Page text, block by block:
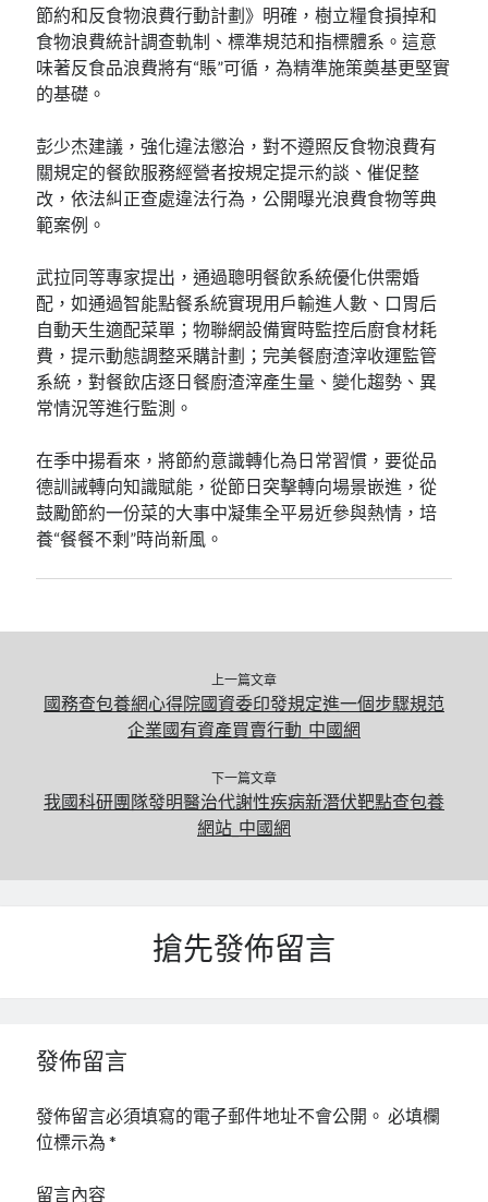
節約和反食物浪費行動計劃》明確，樹立糧食損掉和
食物浪費統計調查軌制、標準規范和指標體系。這意
味著反食品浪費將有“賬”可循，為精準施策奠基更堅實
的基礎。
彭少杰建議，強化違法懲治，對不遵照反食物浪費有
關規定的餐飲服務經營者按規定提示約談、催促整
改，依法糾正查處違法行為，公開曝光浪費食物等典
範案例。
武拉同等專家提出，通過聰明餐飲系統優化供需婚
配，如通過智能點餐系統實現用戶輸進人數、口胃后
自動天生適配菜單；物聯網設備實時監控后廚食材耗
費，提示動態調整采購計劃；完美餐廚渣滓收運監管
系統，對餐飲店逐日餐廚渣滓產生量、變化趨勢、異
常情況等進行監測。
在季中揚看來，將節約意識轉化為日常習慣，要從品
德訓誡轉向知識賦能，從節日突擊轉向場景嵌進，從
鼓勵節約一份菜的大事中凝集全平易近參與熱情，培
養“餐餐不剩”時尚新風。
上一篇文章
國務查包養網心得院國資委印發規定進一個步驟規范
企業國有資產買賣行動_中國網
下一篇文章
我國科研團隊發明醫治代謝性疾病新潛伏靶點查包養
網站_中國網
搶先發佈留言
發佈留言
發佈留言必須填寫的電子郵件地址不會公開。 必填欄
位標示為*
留言內容